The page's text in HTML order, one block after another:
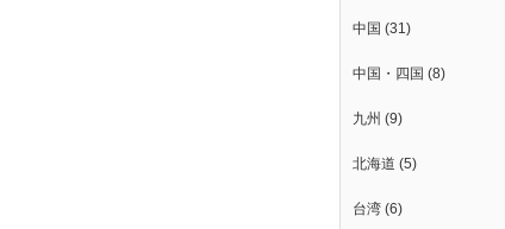
中国 (31)
中国・四国 (8)
九州 (9)
北海道 (5)
台湾 (6)